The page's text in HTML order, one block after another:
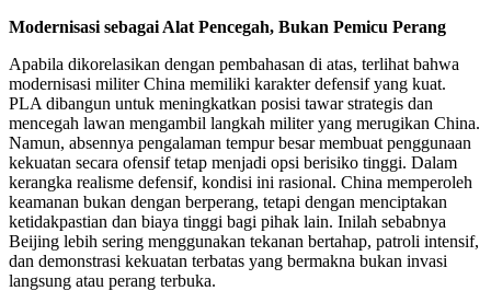
Modernisasi sebagai Alat Pencegah, Bukan Pemicu Perang
Apabila dikorelasikan dengan pembahasan di atas, terlihat bahwa
modernisasi militer China memiliki karakter defensif yang kuat.
PLA dibangun untuk meningkatkan posisi tawar strategis dan
mencegah lawan mengambil langkah militer yang merugikan China.
Namun, absennya pengalaman tempur besar membuat penggunaan
kekuatan secara ofensif tetap menjadi opsi berisiko tinggi. Dalam
kerangka realisme defensif, kondisi ini rasional. China memperoleh
keamanan bukan dengan berperang, tetapi dengan menciptakan
ketidakpastian dan biaya tinggi bagi pihak lain. Inilah sebabnya
Beijing lebih sering menggunakan tekanan bertahap, patroli intensif,
dan demonstrasi kekuatan terbatas yang bermakna bukan invasi
langsung atau perang terbuka.